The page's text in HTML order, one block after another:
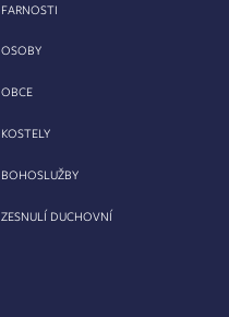
FARNOSTI
OSOBY
OBCE
KOSTELY
BOHOSLUŽBY
ZESNULÍ DUCHOVNÍ